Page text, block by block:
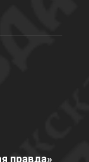
правда»